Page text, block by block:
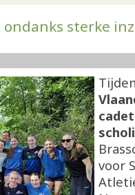
ondanks sterke
voor